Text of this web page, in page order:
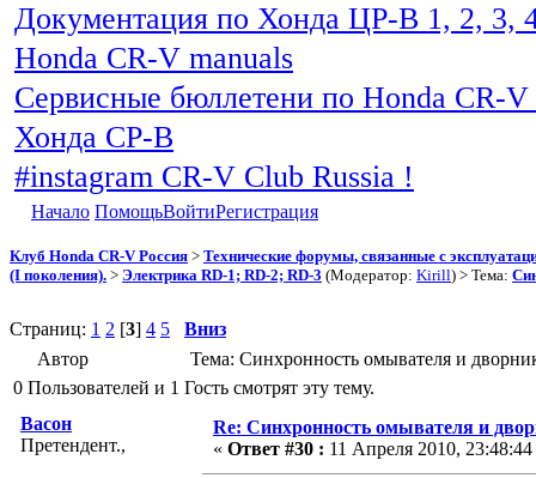
Документация по Хонда ЦР-В 1, 2, 3,
Honda CR-V manuals
Сервисные бюллетени по Honda CR-
Хонда СР-В
#instagram CR-V Club Russia !
Начало ПомощьВойтиРегистрация
Клуб Honda CR-V Россия > Технические форумы, связанные с
(I поколения). > Электрика RD-1; RD-2; RD-3 (Модератор: Kirill) > Тема:
Страниц: 1 2 [3] 4 5
Вниз
Автор
Тема: Синхронность омывателя и
0 Пользователей и 1 Гость смотрят эту тему.
Васон
Претендент.,
Re: Синхронность омывателя и
« Ответ #30 : 11 Апреля 2010, 23:48:44